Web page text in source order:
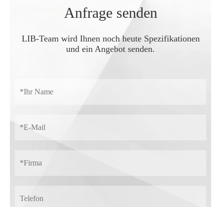
Anfrage senden
LIB-Team wird Ihnen noch heute Spezifikationen
und ein Angebot senden.